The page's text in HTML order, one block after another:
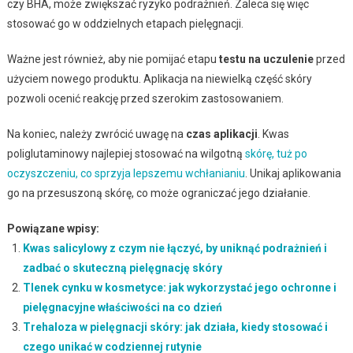
czy BHA, może zwiększać ryzyko podrażnień. Zaleca się więc
stosować go w oddzielnych etapach pielęgnacji.
Ważne jest również, aby nie pomijać etapu testu na uczulenieprzed
użyciem nowego produktu. Aplikacja na niewielką część skóry
pozwoli ocenić reakcję przed szerokim zastosowaniem.
Na koniec, należy zwrócić uwagę na czas aplikacji . Kwas
poliglutaminowy najlepiej stosować na wilgotną skórę, tuż po
oczyszczeniu, co sprzyja lepszemu wchłanianiu . Unikaj aplikowania
go na przesuszoną skórę, co może ograniczać jego działanie.
Powiązane wpisy:
Kwas salicylowy z czym nie łączyć, by uniknąć podrażnień i
zadbać o skuteczną pielęgnację skóry
Tlenek cynku w kosmetyce: jak wykorzystać jego ochronne i
pielęgnacyjne właściwości na co dzień
Trehaloza w pielęgnacji skóry: jak działa, kiedy stosować i
czego unikać w codziennej rutynie